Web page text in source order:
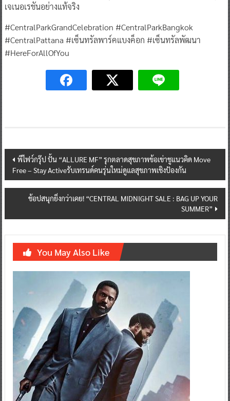
เจเนอเรชันอย่างแท้จริง
#CentralParkGrandCelebration #CentralParkBangkok
#CentralPattana #เซ็นทรัลพาร์คแบงค็อก #เซ็นทรัลพัฒนา
#HereForAllOfYou
Post
navigation
พีไฟว์กรุ๊ป ปั้น “ALLURE MF” รุกตลาดสุขภาพข้อเข่าชูแนวคิด Move
Free – Stay Activeรับเทรนด์คนรุ่นใหม่ดูแลสุขภาพเชิงป้องกัน
ช้อปสนุกยิ่งกว่าเคย! “CENTRAL MIDNIGHT SALE : BAG UP YOUR
SUMMER”
You May Also Like